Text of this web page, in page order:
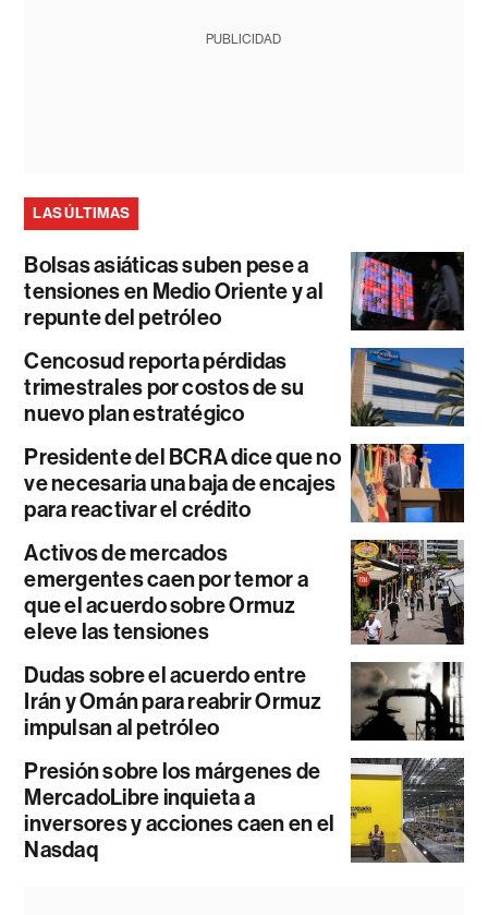
PUBLICIDAD
LAS ÚLTIMAS
Bolsas asiáticas suben pese a
tensiones en Medio Oriente y al
repunte del petróleo
Cencosud reporta pérdidas
trimestrales por costos de su
nuevo plan estratégico
Presidente del BCRA dice que no
ve necesaria una baja de encajes
para reactivar el crédito
Activos de mercados
emergentes caen por temor a
que el acuerdo sobre Ormuz
eleve las tensiones
Dudas sobre el acuerdo entre
Irán y Omán para reabrir Ormuz
impulsan al petróleo
Presión sobre los márgenes de
MercadoLibre inquieta a
inversores y acciones caen en el
Nasdaq